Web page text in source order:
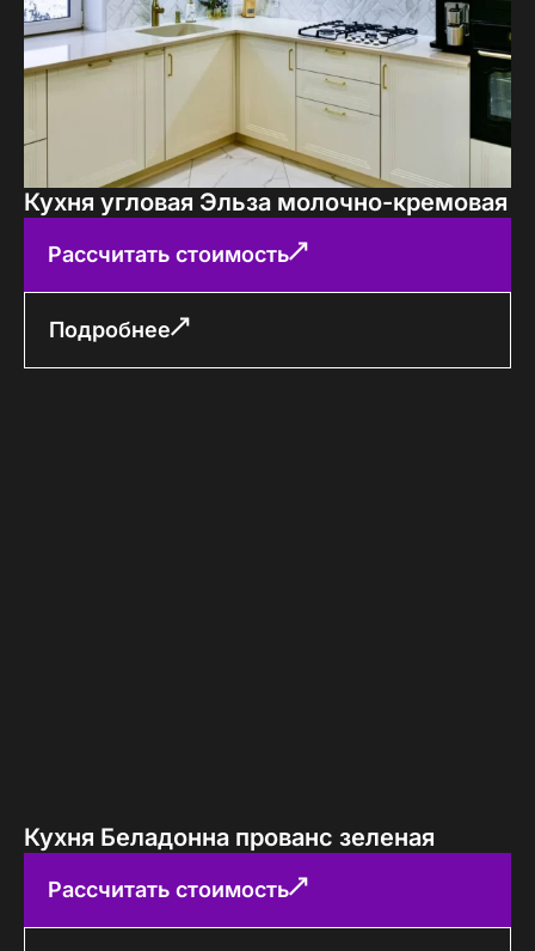
Кухня угловая Эльза молочно-кремовая
Рассчитать стоимость
Подробнее
Кухня Беладонна прованс зеленая
Рассчитать стоимость